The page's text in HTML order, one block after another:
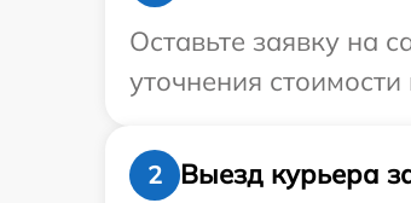
Оставьте заявку на
уточнения
2
Выезд курьера